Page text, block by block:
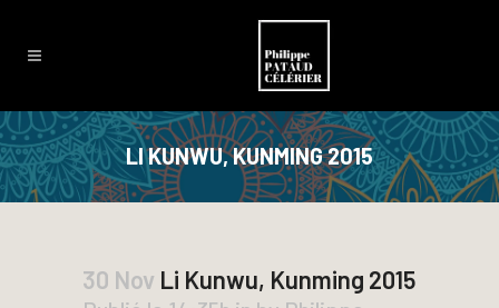
LI KUNWU, KUNMING 2015
30 Nov Li Kunwu, Kunming 2015